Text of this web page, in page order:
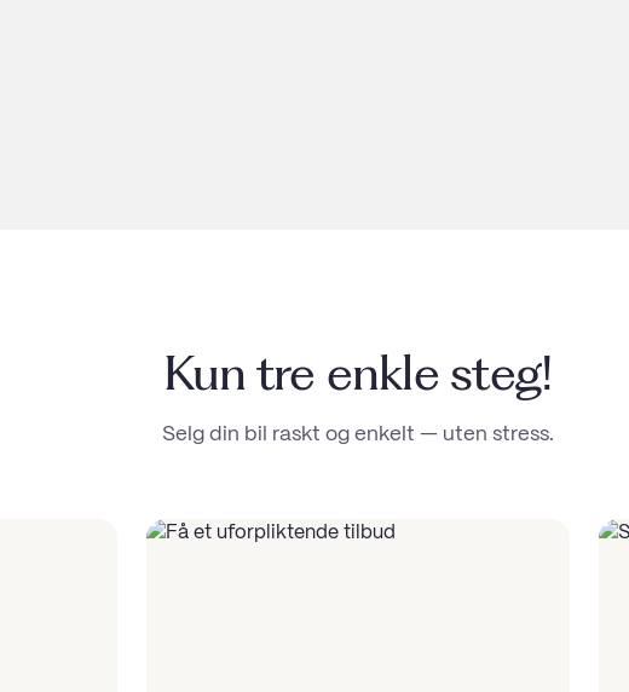
Kun tre enkle steg!
Selg din bil raskt og enkelt — uten stress.